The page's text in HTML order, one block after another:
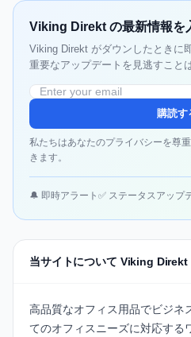
Viking Direkt の最新情報を
Viking Direkt がダウンしたときに
重要なアップデートを見逃すこと
購読す
私たちはあなたのプライバシーを尊
きます。
🔔 即時アラート ✅ ステータスアップ
当サイトについて Viking Direkt
高品質なオフィス用品でビジネ
てのオフィスニーズに対応する